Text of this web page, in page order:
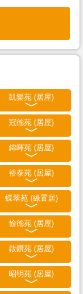
凱樂苑 (居屋)
冠德苑 (居屋)
錦暉苑 (居屋)
裕泰苑 (居屋)
蝶翠苑 (綠置居)
愉德苑 (居屋)
啟鑽苑 (居屋)
昭明苑 (居屋)